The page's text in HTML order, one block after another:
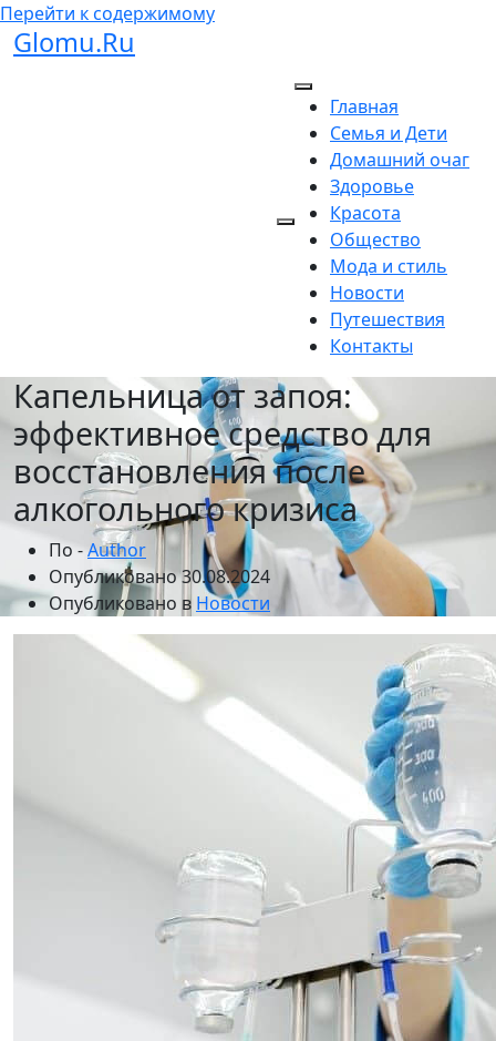
Перейти к содержимому
Glomu.Ru
Главная
Семья и Дети
Домашний очаг
Здоровье
Красота
Общество
Мода и стиль
Новости
Путешествия
Контакты
Капельница от запоя:
эффективное средство для
восстановления после
алкогольного кризиса
По -Author
Опубликовано30.08.2024
Опубликовано в Новости